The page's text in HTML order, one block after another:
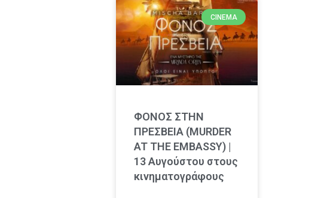
CINEMA
ΦΟΝΟΣ ΣΤΗΝ
ΠΡΕΣΒΕΙΑ (MURDER
AT THE EMBASSY) |
13 Αυγούστου στους
κινηματογράφους